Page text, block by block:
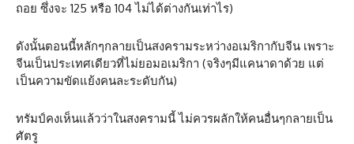
ถอย ซึ่งจะ 125 หรือ 104 ไม่ได้ต่างกันเท่าไร)
ดังนั้นตอนนี้หลักๆกลายเป็นสงครามระหว่างอเมริกากับจีน เพราะ
จีนเป็นประเทศเดียวที่ไม่ยอมอเมริกา (จริงๆมีแคนาดาด้วย แต่
เป็นความขัดแย้งคนละระดับกัน)
ทรัมป์คงเห็นแล้วว่าในสงครามนี้ ไม่ควรผลักให้คนอื่นๆกลายเป็น
ศัตรู